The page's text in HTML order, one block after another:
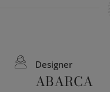
Designer
ABARCA